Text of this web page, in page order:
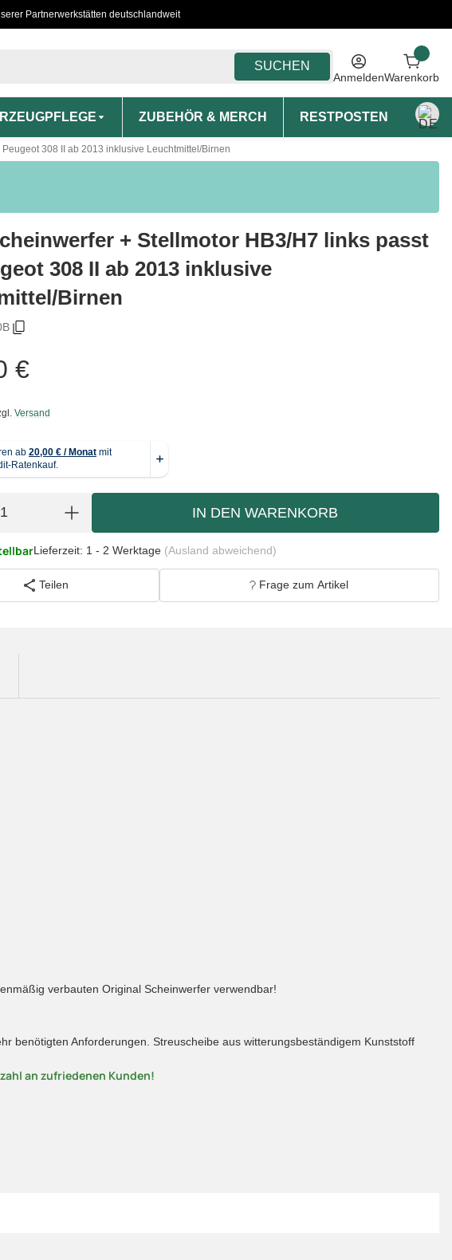
Partnerwerkstätten deutschlandweit
SUCHEN
AnmeldenWarenkorb
ZUBEHÖR & MERCH RESTPOSTEN
308 II ab 2013 inklusive Leuchtmittel/Birnen
+ Stellmotor HB3/H7 links passt
308 II ab 2013 inklusive
Birnen
€
Versand
IN DEN WARENKORB
Lieferzeit: 1 - 2 Werktage (Ausland abweichend)
Teilen Frage zum Artikel
verbauten Original Scheinwerfer verwendbar!
benötigten Anforderungen. Streuscheibe aus witterungsbeständigem Kunststoff
an zufriedenen Kunden!